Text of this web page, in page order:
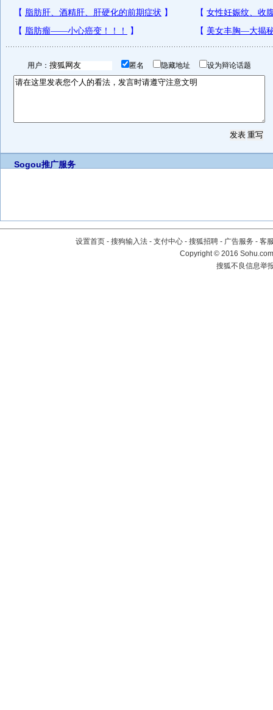
用户： 匿名 隐藏地址 设为辩论话题
Sogou推广服务
设置首页 - 搜狗输入法 - 支付中心 - 搜狐招聘 - 广告服务 - 客
Copyright©2016
搜狐不良信息举